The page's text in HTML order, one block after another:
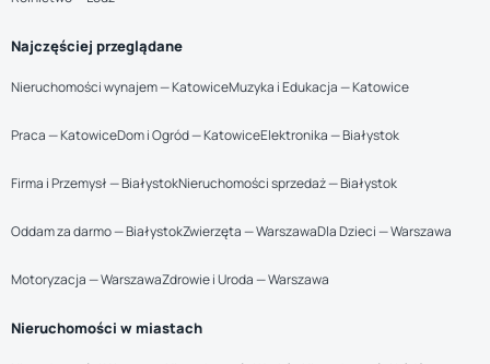
Najczęściej przeglądane
Nieruchomości wynajem — KatowiceMuzyka i Edukacja — Katowice
Praca — KatowiceDom i Ogród — KatowiceElektronika — Białystok
Firma i Przemysł — BiałystokNieruchomości sprzedaż — Białystok
Oddam za darmo — BiałystokZwierzęta — WarszawaDla Dzieci — Warszawa
Motoryzacja — WarszawaZdrowie i Uroda — Warszawa
Nieruchomości w miastach